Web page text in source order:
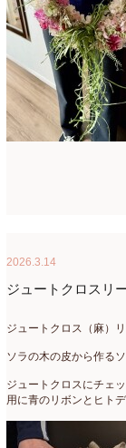
2026.3.14
ジュートクロスリ
ジュートクロス（麻）
ソラの木の皮から作る
ジュートクロスにチェ
用に青のリボンとヒトデ